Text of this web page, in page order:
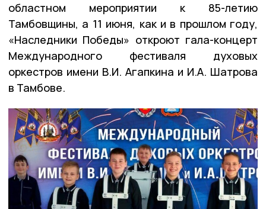
областном мероприятии к 85-летию
Тамбовщины, а 11 июня, как и в прошлом году,
«Наследники Победы» откроют гала-концерт
Международного фестиваля духовых
оркестров имени В.И. Агапкина и И.А. Шатрова
в Тамбове.